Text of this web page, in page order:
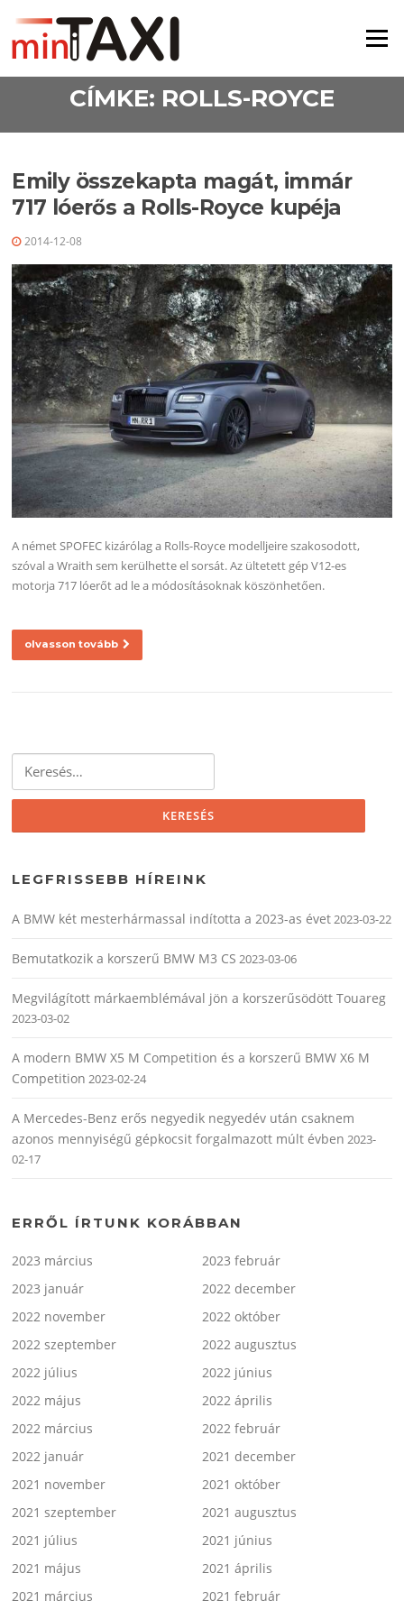
Menü
CÍMKE: ROLLS-ROYCE
Emily összekapta magát, immár
717 lóerős a Rolls-Royce kupéja
2014-12-08
A német SPOFEC kizárólag a Rolls-Royce modelljeire szakosodott,
szóval a Wraith sem kerülhette el sorsát. Az ültetett gép V12-es
motorja 717 lóerőt ad le a módosításoknak köszönhetően.
olvasson tovább
Keresés:
LEGFRISSEBB HÍREINK
A BMW két mesterhármassal indította a 2023-as évet2023-03-22
Bemutatkozik a korszerű BMW M3 CS 2023-03-06
Megvilágított márkaemblémával jön a korszerűsödött Touareg
2023-03-02
A modern BMW X5 M Competition és a korszerű BMW X6 M
Competition 2023-02-24
A Mercedes-Benz erős negyedik negyedév után csaknem
azonos mennyiségű gépkocsit forgalmazott múlt évben 2023-
02-17
ERRŐL ÍRTUNK KORÁBBAN
2023 március
2023 február
2023 január
2022 december
2022 november
2022 október
2022 szeptember
2022 augusztus
2022 július
2022 június
2022 május
2022 április
2022 március
2022 február
2022 január
2021 december
2021 november
2021 október
2021 szeptember
2021 augusztus
2021 július
2021 június
2021 május
2021 április
2021 március
2021 február